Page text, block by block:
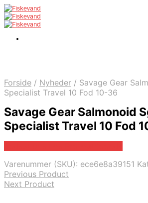
Forside / Nyheder / Savage Gear
Specialist Travel 10 Fod 10-36
Savage Gear Salmonoid
Specialist Travel 10 Fod
Varenummer (SKU): ece6e8a39151
Previous Product
Next Product